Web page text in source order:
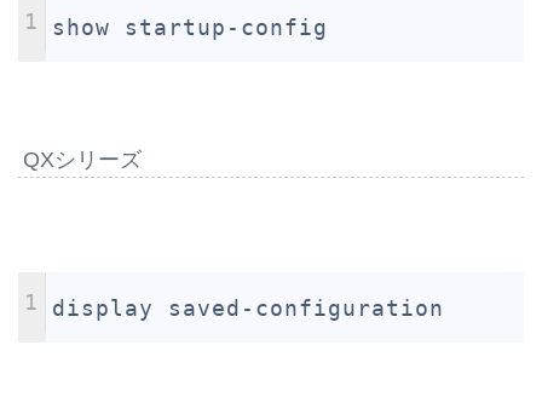
1 show startup-config
QXシリーズ
1 display saved-configuration